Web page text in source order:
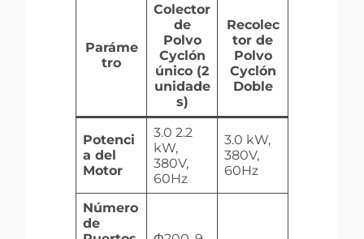
Paráme
tro
Colector
de
Polvo
Cyclón
único (2
unidade
s)
Recolec
tor de
Polvo
Cyclón
Doble
Potenci
a del
Motor
3.0 2.2
kW,
380V,
60Hz
3.0 kW,
380V,
60Hz
Número
de